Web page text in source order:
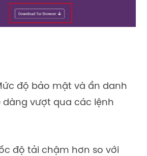
độ bảo mật và ẩn danh
dàng vượt qua các lệnh
độ tải chậm hơn so với